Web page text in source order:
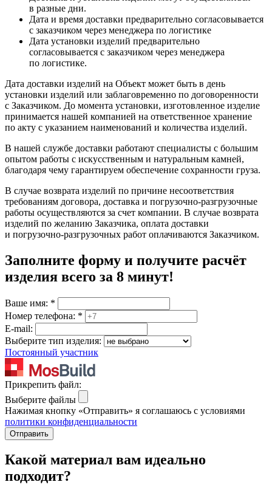
в разные дни.
Дата и время доставки предварительно согласовывается
с заказчиком через менеджера по логистике
Дата установки изделий предварительно
согласовывается с заказчиком через менеджера
по логистике.
Дата доставки изделий на Объект может быть в день
установки изделий или заблаговременно по договоренности
с Заказчиком. До момента установки, изготовленное изделие
принимается нашей компанией на ответственное хранение
по акту с указанием наименований и количества изделий.
В нашей службе доставки работают специалисты с большим
опытом работы с искусственным и натуральным камней,
благодаря чему гарантируем обеспечение сохранности груза.
В случае возврата изделий по причине несоответствия
требованиям договора, доставка и погрузочно-разгрузочные
работы осуществляются за счет компании. В случае возврата
изделий по желанию Заказчика, оплата доставки
и погрузочно-разгрузочных работ оплачиваются Заказчиком.
Заполните форму и получите расчёт
изделия всего за 8 минут!
Ваше имя: *
Номер телефона: *
E-mail:
Выберите тип изделия:
Постоянный участник
Прикрепить файл:
Выберите файлы
Нажимая кнопку «Отправить» я соглашаюсь с условиями
политики конфиденциальности
Отправить
Какой материал вам идеально
подходит?